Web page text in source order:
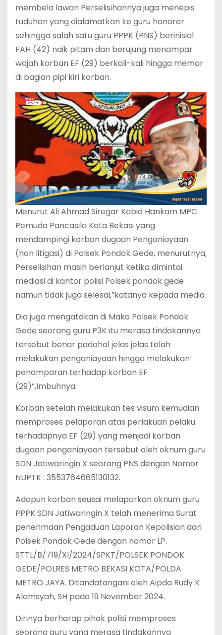
membela lawan Perselisihannya juga menepis
tuduhan yang dialamatkan ke guru honorer
sehingga salah satu guru PPPK (PNS) berinisial
FAH (42) naik pitam dan berujung menampar
wajah korban EF (29) berkali-kali hingga memar
di bagian pipi kiri korban.
Menurut Ali Ahmad Siregar Kabid Hankam MPC
Pemuda Pancasila Kota Bekasi yang
mendampingi korban dugaan Penganiayaan
(non litigasi) di Polsek Pondok Gede, menurutnya,
Perselisihan masih berlanjut ketika dimintai
mediasi di kantor polisi Polsek pondok gede
namun tidak juga selesai,”katanya kepada media
Dia juga mengatakan di Mako Polsek Pondok
Gede seorang guru P3K itu merasa tindakannya
tersebut benar padahal jelas jelas telah
melakukan penganiayaan hingga melakukan
penamparan terhadap korban EF
(29)”,Imbuhnya.
Korban setelah melakukan tes visum kemudian
memproses pelaporan atas perlakuan pelaku
terhadapnya EF (29) yang menjadi korban
dugaan penganiayaan tersebut oleh oknum guru
SDN Jatiwaringin X seorang PNS dengan Nomor
NUPTK : 3553764665130132.
Adapun korban seusai melaporkan oknum guru
PPPK SDN Jatiwaringin X telah menerima Surat
penerimaan Pengaduan Laporan Kepolisian dari
Polsek Pondok Gede dengan nomor LP.
STTL/B/719/XI/2024/SPKT/POLSEK PONDOK
GEDE/POLRES METRO BEKASI KOTA/POLDA
METRO JAYA. Ditandatangani oleh Aipda Rudy K
Alamsyah, SH pada 19 November 2024.
Dirinya berharap pihak polisi memproses
seorang guru yang merasa tindakannya